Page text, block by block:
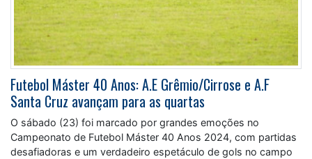
Futebol Máster 40 Anos: A.E Grêmio/Cirrose e A.F
Santa Cruz avançam para as quartas
O sábado (23) foi marcado por grandes emoções no
Campeonato de Futebol Máster 40 Anos 2024, com partidas
desafiadoras e um verdadeiro espetáculo de gols no campo